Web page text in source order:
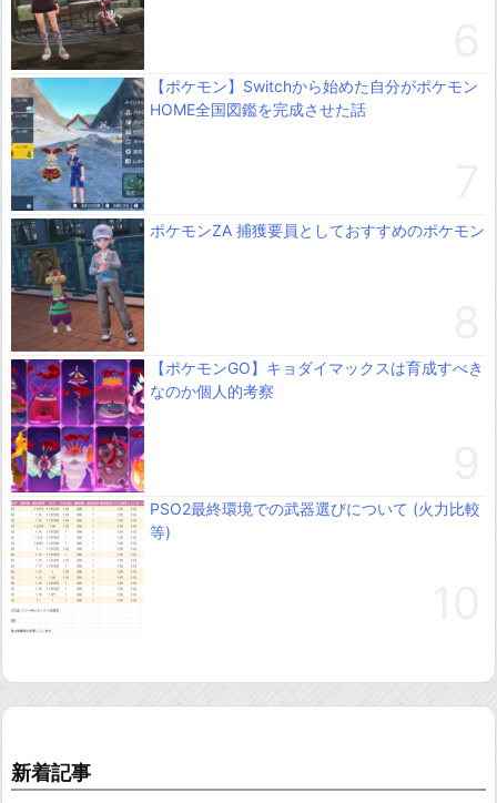
【ポケモン】Switchから始めた自分がポケモン
HOME全国図鑑を完成させた話
ポケモンZA 捕獲要員としておすすめのポケモン
【ポケモンGO】キョダイマックスは育成すべき
なのか個人的考察
PSO2最終環境での武器選びについて (火力比較
等)
新着記事